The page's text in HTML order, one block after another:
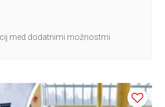
med dodatnimi možnostmi